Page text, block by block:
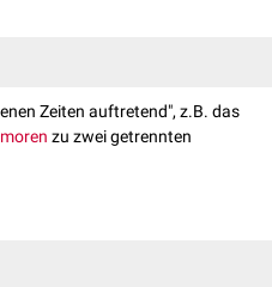
Zeiten auftretend", z.B. das
zu zwei getrennten